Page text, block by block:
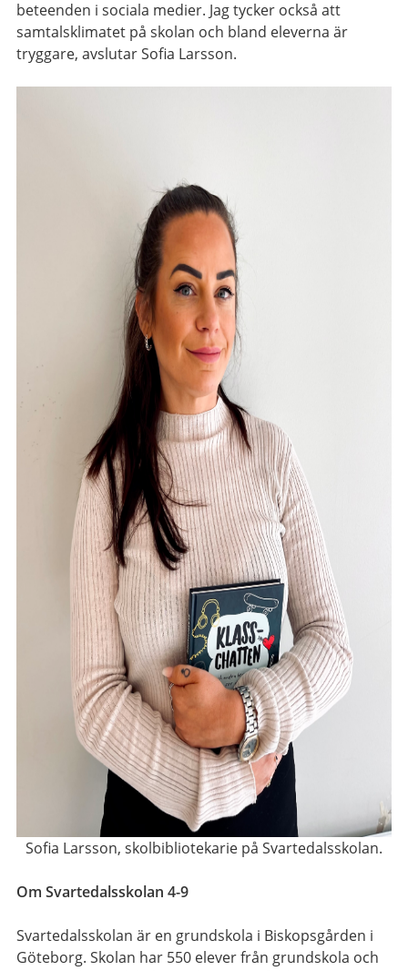
beteenden i sociala medier. Jag tycker också att
samtalsklimatet på skolan och bland eleverna är
tryggare, avslutar Sofia Larsson.
Sofia Larsson, skolbibliotekarie på Svartedalsskolan.
Om Svartedalsskolan 4-9
Svartedalsskolan är en grundskola i Biskopsgården i
Göteborg. Skolan har 550 elever från grundskola och